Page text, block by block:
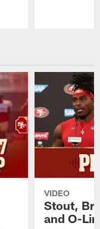
VIDEO
Stout,
and O-